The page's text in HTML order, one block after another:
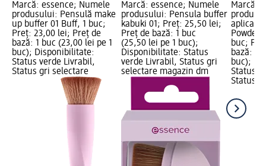
Marcă: essence; Numele
produsului: Pensulă make
up buffer 01 Buff, 1 buc;
Preț: 23,00 lei; Preț de
bază: 1 buc (23,00 lei pe 1
buc); Disponibilitate:
Status verde Livrabil,
Status gri selectare
Marcă: essence; Numele
produsului: Pensula buffer
kabuki 01; Preț: 25,50 lei;
Preț de bază: 1 buc
(25,50 lei pe 1 buc);
Disponibilitate: Status
verde Livrabil, Status gri
selectare magazin dm
Marcă:
buc;
bază: 1
buc);
Status
Status